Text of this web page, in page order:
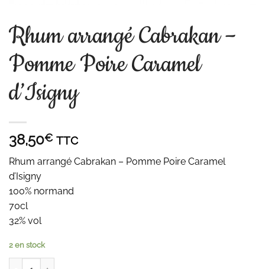
Rhum arrangé Cabrakan –
Pomme Poire Caramel
d’Isigny
38,50€ TTC
Rhum arrangé Cabrakan – Pomme Poire Caramel
d’Isigny
100% normand
70cl
32% vol
2 en stock